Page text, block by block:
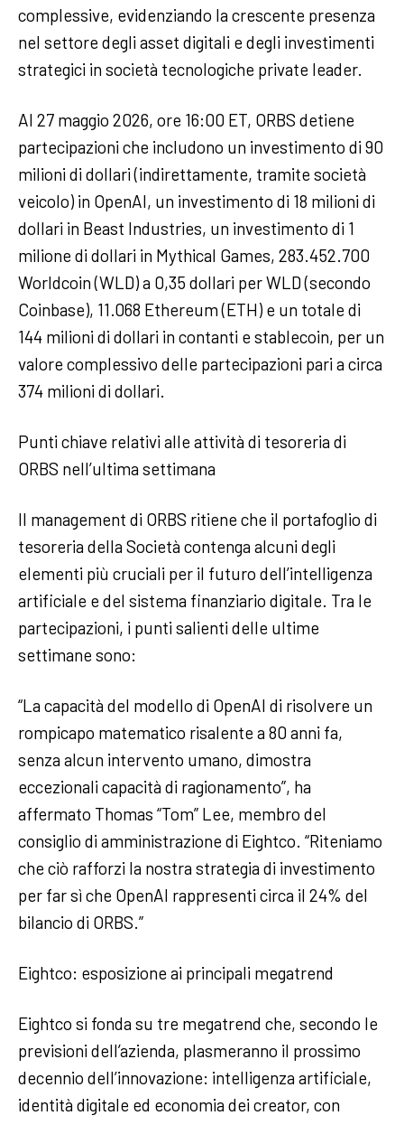
complessive, evidenziando la crescente presenza
nel settore degli asset digitali e degli investimenti
strategici in società tecnologiche private leader.
Al 27 maggio 2026, ore 16:00 ET, ORBS detiene
partecipazioni che includono un investimento di 90
milioni di dollari (indirettamente, tramite società
veicolo) in OpenAI, un investimento di 18 milioni di
dollari in Beast Industries, un investimento di 1
milione di dollari in Mythical Games, 283.452.700
Worldcoin (WLD) a 0,35 dollari per WLD (secondo
Coinbase), 11.068 Ethereum (ETH) e un totale di
144 milioni di dollari in contanti e stablecoin, per un
valore complessivo delle partecipazioni pari a circa
374 milioni di dollari.
Punti chiave relativi alle attività di tesoreria di
ORBS nell’ultima settimana
Il management di ORBS ritiene che il portafoglio di
tesoreria della Società contenga alcuni degli
elementi più cruciali per il futuro dell’intelligenza
artificiale e del sistema finanziario digitale. Tra le
partecipazioni, i punti salienti delle ultime
settimane sono:
“La capacità del modello di OpenAI di risolvere un
rompicapo matematico risalente a 80 anni fa,
senza alcun intervento umano, dimostra
eccezionali capacità di ragionamento”, ha
affermato Thomas “Tom” Lee, membro del
consiglio di amministrazione di Eightco. “Riteniamo
che ciò rafforzi la nostra strategia di investimento
per far sì che OpenAI rappresenti circa il 24% del
bilancio di ORBS.”
Eightco: esposizione ai principali megatrend
Eightco si fonda su tre megatrend che, secondo le
previsioni dell’azienda, plasmeranno il prossimo
decennio dell’innovazione: intelligenza artificiale,
identità digitale ed economia dei creator, con